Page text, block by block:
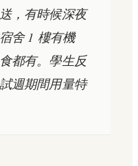
，有時候深夜
舍 1 樓有機
都有。學生反
週期間用量特